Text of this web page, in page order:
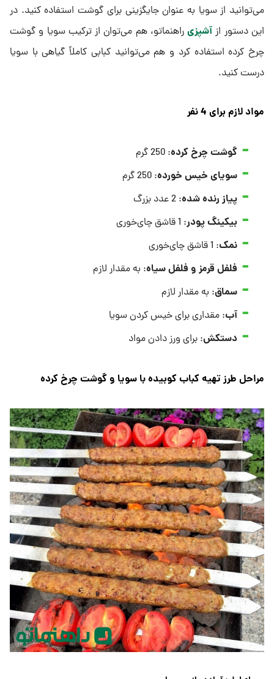
می‌توانید از سویا به عنوان جایگزینی برای گوشت استفاده کنید. در
این دستور از آشپزیراهنماتو، هم می‌توان از ترکیب سویا و گوشت
چرخ کرده استفاده کرد و هم می‌توانید کبابی کاملاً گیاهی با سویا
درست کنید.
مواد لازم برای 4 نفر
گوشت چرخ کرده: 250 گرم
سویای خیس خورده: 250 گرم
پیاز رنده شده: 2 عدد بزرگ
بیکینگ پودر: 1 قاشق چای‌خوری
نمک: 1 قاشق چای‌خوری
فلفل قرمز و فلفل سیاه: به مقدار لازم
سماق: به مقدار لازم
آب: مقداری برای خیس کردن سویا
دستکش: برای ورز دادن مواد
مراحل طرز تهیه کباب کوبیده با سویا و گوشت چرخ کرده